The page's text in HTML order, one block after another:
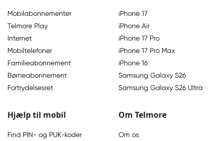
Mobilabonnementer
Telmore Play
Internet
Mobiltelefoner
Familieabonnement
Børneabonnement
Fortrydelsesret
iPhone 17
iPhone Air
iPhone 17 Pro
iPhone 17 Pro Max
iPhone 16
Samsung Galaxy S26
Samsung Galaxy S26 Ultra
Hjælp til mobil
Find PIN- og PUK-koder
Om Telmore
Om os